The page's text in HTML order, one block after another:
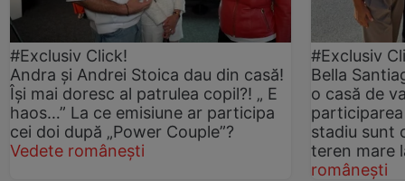
#Exclusiv Click!
Andra și Andrei Stoica dau din casă!
Își mai doresc al patrulea copil?! „ E
haos…” La ce emisiune ar participa
cei doi după „Power Couple”?
Vedete românești
#Exclusiv
Bella
o casă de
stadiu sunt
teren mare
românești